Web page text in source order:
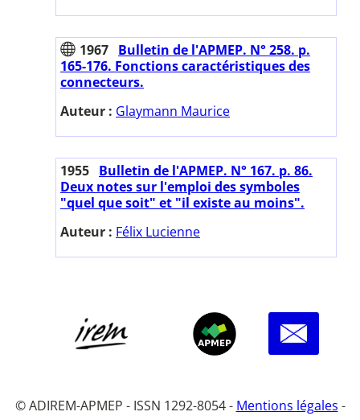
1967 Bulletin de l'APMEP. N° 258. p.
165-176. Fonctions caractéristiques des
connecteurs.
Auteur : Glaymann Maurice
1955 Bulletin de l'APMEP. N° 167. p. 86.
Deux notes sur l'emploi des symboles
"quel que soit" et "il existe au moins".
Auteur : Félix Lucienne
© ADIREM-APMEP - ISSN 1292-8054 - Mentions légales -